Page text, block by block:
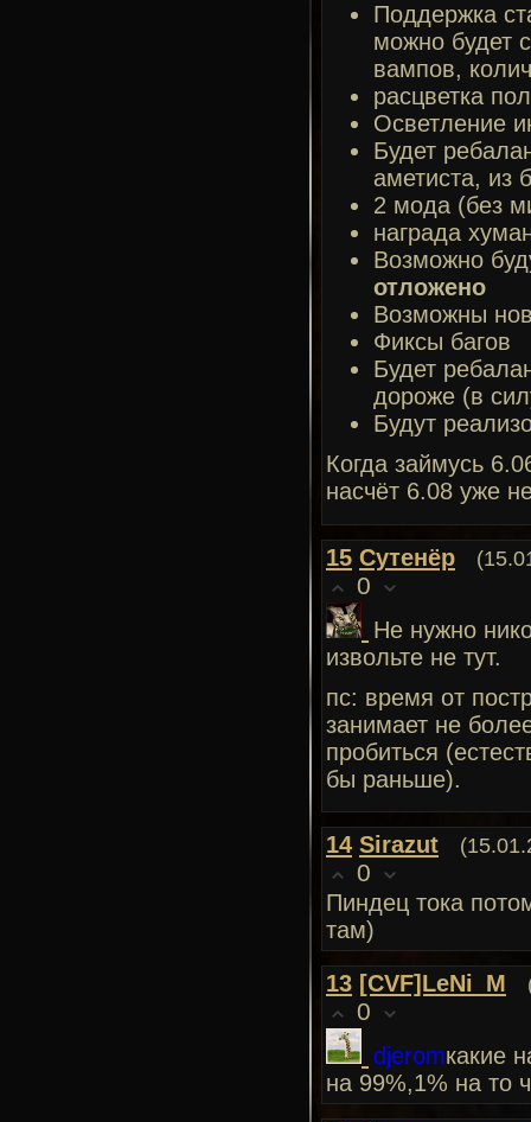
Поддержка
можно будет
вампов,
расцветка
Осветление
Будет
аметиста, из
2 мода (без
награда
Возможно
отложено
Возможны
Фиксы багов
Будет
дороже (в
Будут
Когда займусь
насчёт 6.08 уже
15 Сутенёр
0
Не нужно
извольте не тут.
пс: время от
занимает не
пробиться
бы раньше).
14 Sirazut
0
Пиндец тока
там)
13 [CVF]LeNi_M
0
djeromкакие
на 99%,1% на то